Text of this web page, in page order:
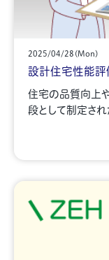
2025/04/28(Mon)
設計住宅性能評
住宅の品質向上
段として制定さ